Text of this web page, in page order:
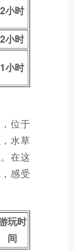
2小时
2小时
1小时
位于
水草
在这
感受
玩时
间